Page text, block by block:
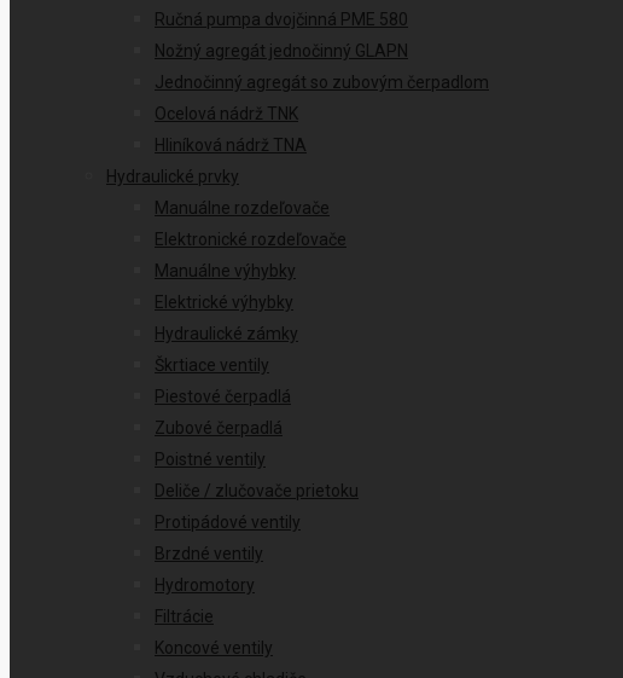
Ručná pumpa dvojčinná PME 580
Nožný agregát jednočinný GLAPN
Jednočinný agregát so zubovým čerpadlom
Ocelová nádrž TNK
Hliníková nádrž TNA
Hydraulické prvky
Manuálne rozdeľovače
Elektronické rozdeľovače
Manuálne výhybky
Elektrické výhybky
Hydraulické zámky
Škrtiace ventily
Piestové čerpadlá
Zubové čerpadlá
Poistné ventily
Deliče / zlučovače prietoku
Protipádové ventily
Brzdné ventily
Hydromotory
Filtrácie
Koncové ventily